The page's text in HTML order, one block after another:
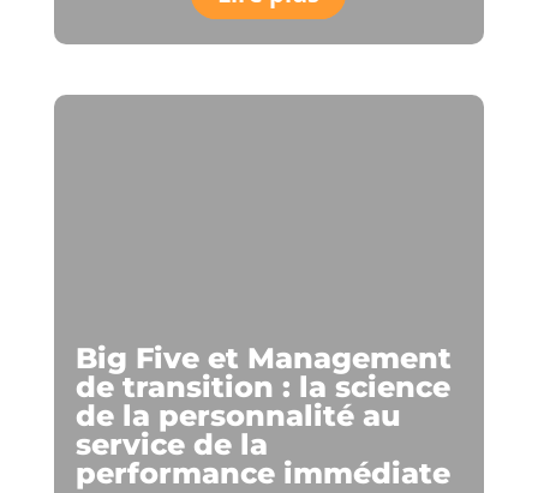
Big Five et Management
de transition : la science
de la personnalité au
service de la
performance immédiate